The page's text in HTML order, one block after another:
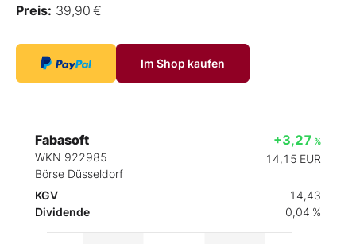
Preis: 39,90 €
Im Shop kaufen
Fabasoft
WKN 922985
Börse Düsseldorf
+3,27 %
14,15 EUR
KGV
14,43
Dividende
0,04 %